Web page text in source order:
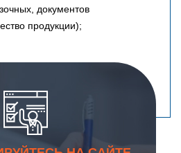
документов
продукции);